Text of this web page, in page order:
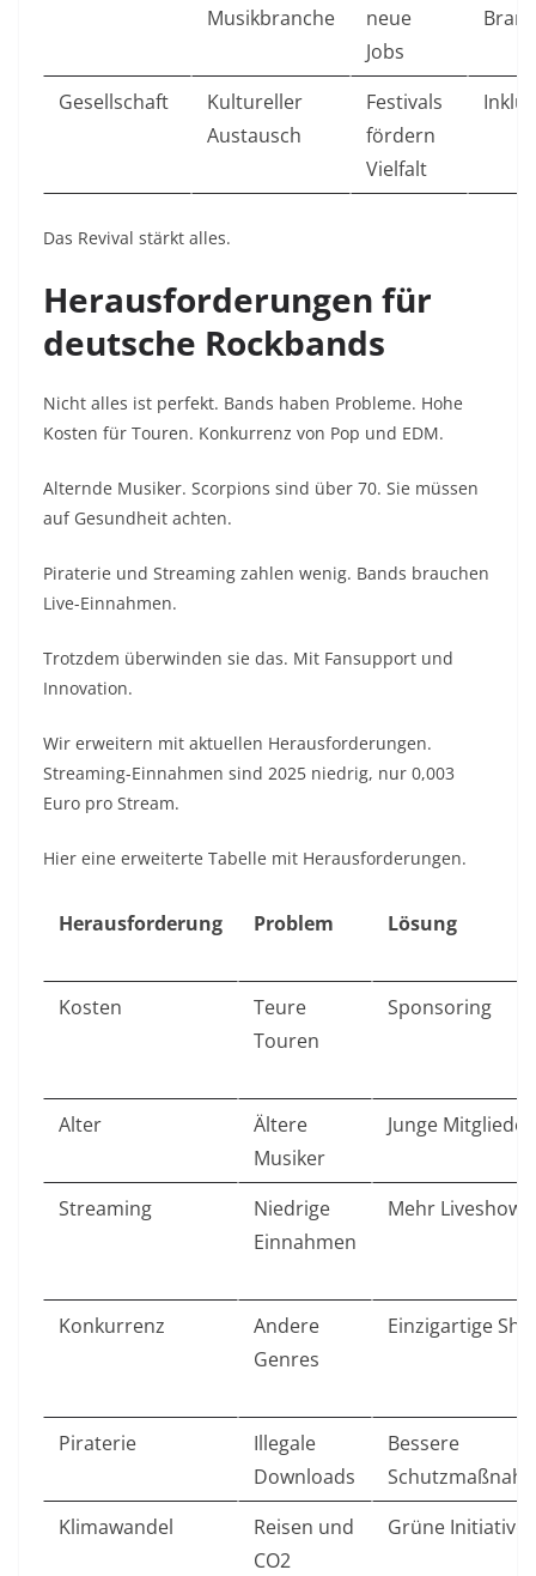
Musikbranche
neue
Jobs
Gesellschaft
Kultureller
Austausch
Festivals
fördern
Vielfalt
Das Revival stärkt alles.
Herausforderungen für
deutsche Rockbands
Nicht alles ist perfekt. Bands haben Probleme. Hohe
Kosten für Touren. Konkurrenz von Pop und EDM.
Alternde Musiker. Scorpions sind über 70. Sie müssen
auf Gesundheit achten.
Piraterie und Streaming zahlen wenig. Bands brauchen
Live-Einnahmen.
Trotzdem überwinden sie das. Mit Fansupport und
Innovation.
Wir erweitern mit aktuellen Herausforderungen.
Streaming-Einnahmen sind 2025 niedrig, nur 0,003
Euro pro Stream.
Hier eine erweiterte Tabelle mit Herausforderungen.
Herausforderung Problem Lösung
Kosten
Teure
Touren
Sponsoring
Alter
Ältere
Musiker
Junge Mitglieder
Streaming
Niedrige
Einnahmen
Mehr Liveshows
Konkurrenz
Andere
Genres
Einzigartige
Piraterie
Illegale
Downloads
Bessere
Klimawandel
Reisen und
CO2
Grüne